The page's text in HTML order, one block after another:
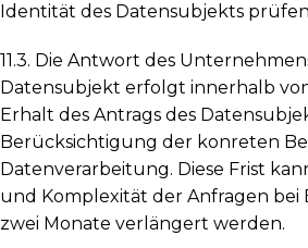
Identität des Datensubjekts
11.3. Die Antwort des
Datensubjekt erfolgt innerhalb
Erhalt des Antrags des
Berücksichtigung der konreten
Datenverarbeitung. Diese Frist
und Komplexität der Anfragen bei
zwei Monate verlängert werden.